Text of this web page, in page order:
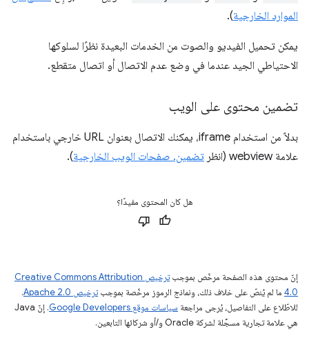
الموارد الخارجية).
يمكن تحميل الفيديو والصوت من الخدمات البعيدة نظرًا لسلوكها
الاحتياطي الجيد عندما في وضع عدم الاتصال أو اتصال متقطع.
تضمين محتوى على الويب
بدلاً من استخدام iframe، يمكنك الاتصال بعنوان URL خارجي باستخدام
علامة webview (انظر
تضمين. صفحات الويب الخارجية).
هل كان المحتوى مفيدًا؟
إنّ محتوى هذه الصفحة مرخّص بموجب
ترخيص Creative Commons Attribution
4.0‏ ما لم يُنصّ على خلاف ذلك، ونماذج الرموز مرخّصة بموجبترخيص Apache 2.0‏
.
للاطّلاع على التفاصيل، يُرجى مراجعة سياسات موقع Google Developers‏
. إنّ Java
هي علامة تجارية مسجَّلة لشركة Oracle و/أو شركائها التابعين.